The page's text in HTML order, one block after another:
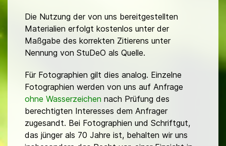
Die Nutzung der von uns bereitgestellten
Materialien erfolgt kostenlos unter der
Maßgabe des korrekten Zitierens unter
Nennung von StuDeO als Quelle.
Für Fotographien gilt dies analog. Einzelne
Fotographien werden von uns auf Anfrage
ohne Wasserzeichen nach Prüfung des
berechtigten Interesses dem Anfrager
zugesandt. Bei Fotographien und Schriftgut,
das jünger als 70 Jahre ist, behalten wir uns